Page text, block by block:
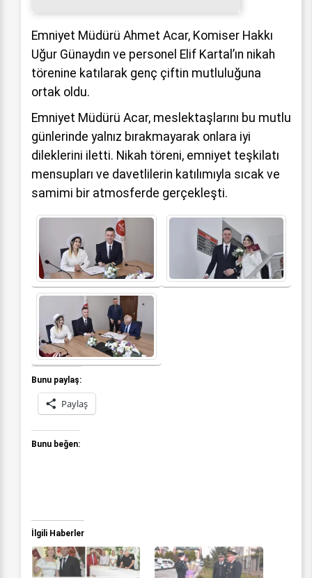
Emniyet Müdürü Ahmet Acar, Komiser Hakkı
Uğur Günaydın ve personel Elif Kartal’ın nikah
törenine katılarak genç çiftin mutluluğuna
ortak oldu.
Emniyet Müdürü Acar, meslektaşlarını bu mutlu
günlerinde yalnız bırakmayarak onlara iyi
dileklerini iletti. Nikah töreni, emniyet teşkilatı
mensupları ve davetlilerin katılımıyla sıcak ve
samimi bir atmosferde gerçekleşti.
Bunu paylaş:
Paylaş
Bunu beğen:
İlgili Haberler